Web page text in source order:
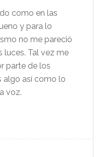
como en las
y para lo
no me pareció
luces. Tal vez me
parte de los
algo así como lo
voz.